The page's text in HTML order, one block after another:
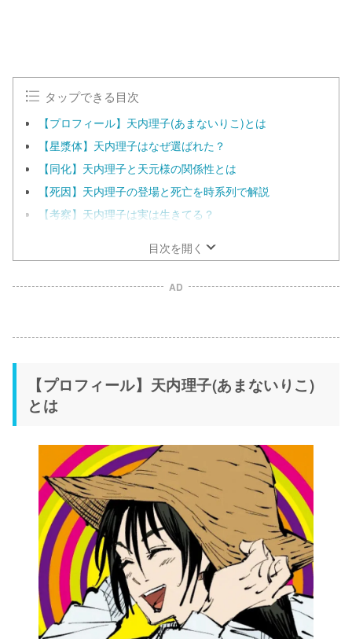
タップできる目次
【プロフィール】天内理子(あまないりこ)とは
【星漿体】天内理子はなぜ選ばれた？
【同化】天内理子と天元様の関係性とは
【死因】天内理子の登場と死亡を時系列で解説
【考察】天内理子は実は生きてる？
目次を開く
AD
【プロフィール】天内理子(あまないりこ)
とは